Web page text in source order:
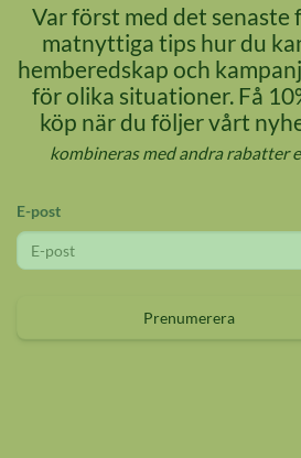
Var först med det senaste
matnyttiga tips hur du
hemberedskap och
för olika situationer. Få
köp när du följer vårt
kombineras med andra rabatter
E-post
Prenumerera